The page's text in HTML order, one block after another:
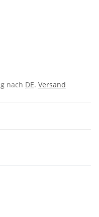
nach DE. Versand